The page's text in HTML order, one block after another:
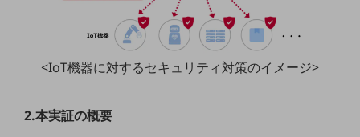
モビリティ
<IoT機器に対するセキュリティ対策のイメージ>
2.本実証の概要